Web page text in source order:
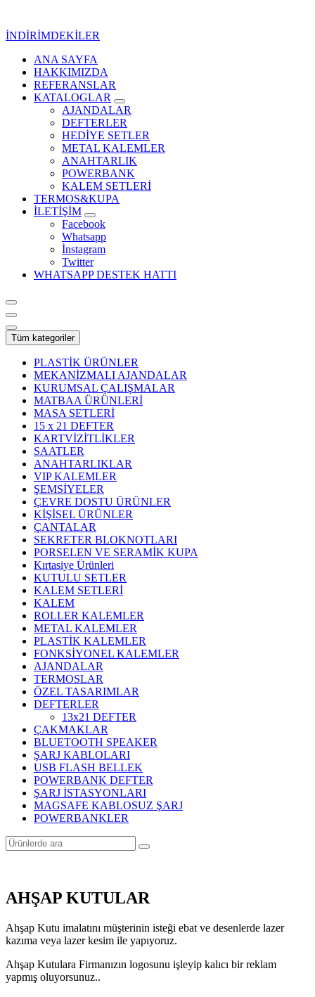
İNDİRİMDEKİLER
Kurumsal Promosyon-Hediyelik
ANA SAYFA
HAKKIMIZDA
REFERANSLAR
KATALOGLAR
AJANDALAR
DEFTERLER
HEDİYE SETLER
METAL KALEMLER
ANAHTARLIK
POWERBANK
KALEM SETLERİ
TERMOS&KUPA
İLETİŞİM
Facebook
Whatsapp
İnstagram
Twitter
WHATSAPP DESTEK HATTI
Tüm kategoriler
PLASTİK ÜRÜNLER
MEKANİZMALI AJANDALAR
KURUMSAL ÇALIŞMALAR
MATBAA ÜRÜNLERİ
MASA SETLERİ
15 x 21 DEFTER
KARTVİZİTLİKLER
SAATLER
ANAHTARLIKLAR
VIP KALEMLER
ŞEMSİYELER
ÇEVRE DOSTU ÜRÜNLER
KİŞİSEL ÜRÜNLER
ÇANTALAR
SEKRETER BLOKNOTLARI
PORSELEN VE SERAMİK KUPA
Kırtasiye Ürünleri
KUTULU SETLER
KALEM SETLERİ
KALEM
ROLLER KALEMLER
METAL KALEMLER
PLASTİK KALEMLER
FONKSİYONEL KALEMLER
AJANDALAR
TERMOSLAR
ÖZEL TASARIMLAR
DEFTERLER
13x21 DEFTER
ÇAKMAKLAR
BLUETOOTH SPEAKER
ŞARJ KABLOLARI
USB FLASH BELLEK
POWERBANK DEFTER
ŞARJ İSTASYONLARI
MAGSAFE KABLOSUZ ŞARJ
POWERBANKLER
AHŞAP KUTULAR
Ahşap Kutu imalatını müşterinin isteği ebat ve desenlerde lazer
kazıma veya lazer kesim ile yapıyoruz.
Ahşap Kutulara Firmanızın logosunu işleyip kalıcı bir reklam
yapmış oluyorsunuz..